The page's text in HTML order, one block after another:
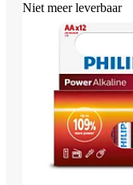
Niet meer leverbaar